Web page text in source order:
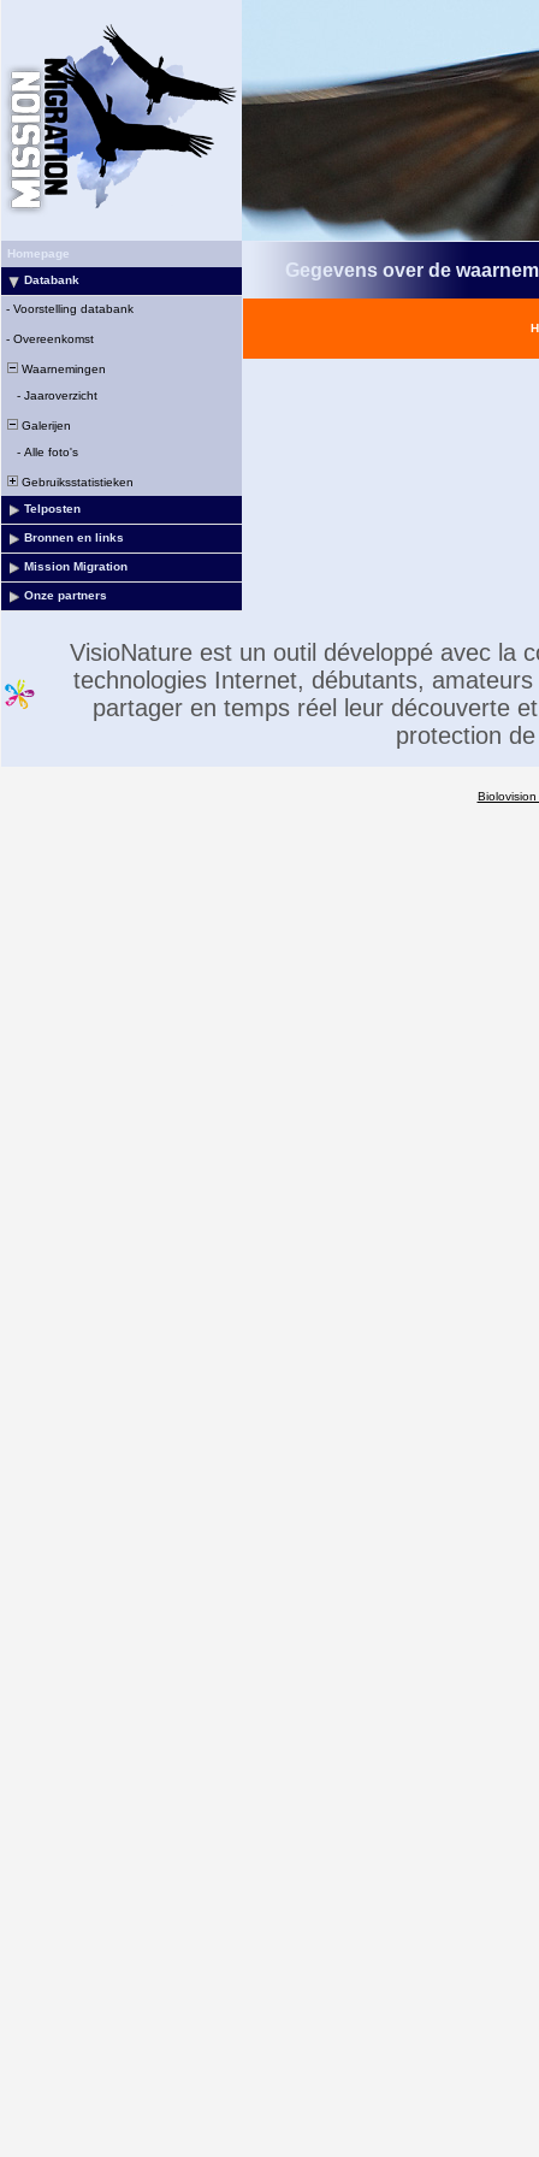
Homepage
Databank
- Voorstelling databank
- Overeenkomst
Waarnemingen
- Jaaroverzicht
Galerijen
- Alle foto's
Gebruiksstatistieken
Telposten
Bronnen en links
Mission Migration
Onze partners
Gegevens over de
VisioNature est un outil développé avec la
technologies Internet, débutants,
partager en temps réel leur découverte
protection
Biolovision